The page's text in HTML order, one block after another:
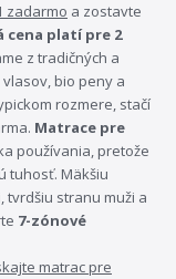
zadarmo a zostavte
cena platí pre 2
z tradičných a
bio peny a
rozmere, stačí
Matrace pre
používania, pretože
tuhosť. Mäkšiu
tvrdšiu stranu muži a
7-zónové
matrac pre